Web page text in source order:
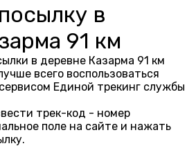
в
91 км
в деревне Казарма 91 км
всего воспользоваться
Единой трекинг службы
трек-код - номер
поле на сайте и нажать